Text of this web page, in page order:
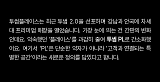
투썸플레이스는 최근 투썸 2.0을 선포하며 강남과 안국에 차세
대 프리미엄 매장을 열었습니다. 가장 눈에 띄는 건 간판의 변화
인데요. 익숙했던 '플레이스'를 과감히 줄여 투썸 PL로 간소화했
어요. 여기서 'PL'은 단순한 약자가 아니라 '고객과 연결되는 특
별한 공간'이라는 새로운 정의를 담았다고 합니다.